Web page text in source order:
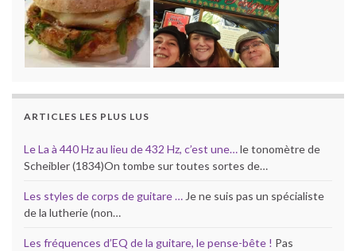
ARTICLES LES PLUS LUS
Le La à 440 Hz au lieu de 432 Hz, c’est une…le tonomètre de
Scheibler (1834)On tombe sur toutes sortes de…
Les styles de corps de guitare … Je ne suis pas un spécialiste
de la lutherie (non…
Les fréquences d’EQ de la guitare, le pense-bête ! Pas